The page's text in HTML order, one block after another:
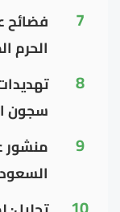
7
فضائح
الحرم
8
سجون
9
منشور